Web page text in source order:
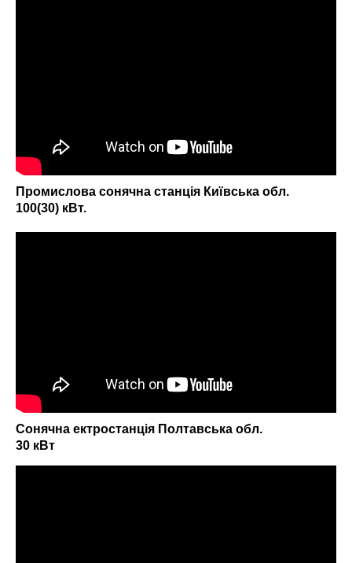
Промислова сонячна станція Київська обл.
100(30) кВт.
Сонячна ектростанція Полтавська обл.
30 кВт